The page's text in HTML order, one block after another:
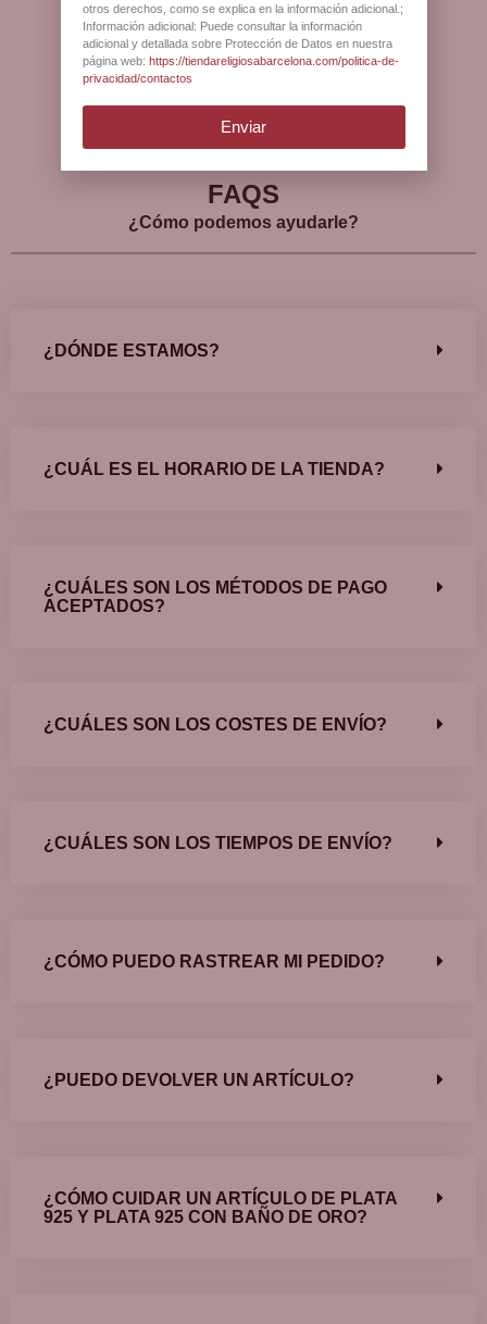
clientes?
Ver más opiniones
FAQS
¿Cómo podemos ayudarle?
¿DÓNDE ESTAMOS?
¿CUÁL ES EL HORARIO DE LA TIENDA?
¿CUÁLES SON LOS MÉTODOS DE PAGO
ACEPTADOS?
¿CUÁLES SON LOS COSTES DE ENVÍO?
¿CUÁLES SON LOS TIEMPOS DE ENVÍO?
¿CÓMO PUEDO RASTREAR MI PEDIDO?
¿PUEDO DEVOLVER UN ARTÍCULO?
¿CÓMO CUIDAR UN ARTÍCULO DE PLATA
925 Y PLATA 925 CON BAÑO DE ORO?
otros derechos, como se explica en la información adicional.;
Información adicional: Puede consultar la información
adicional y detallada sobre Protección de Datos en nuestra
página web: https://tiendareligiosabarcelona.com/politica-de-
privacidad/contactos
Enviar